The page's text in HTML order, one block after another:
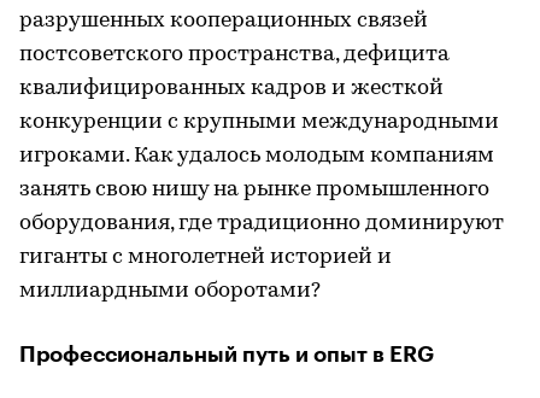
разрушенных кооперационных связей
постсоветского пространства, дефицита
квалифицированных кадров и жесткой
конкуренции с крупными международными
игроками. Как удалось молодым компаниям
занять свою нишу на рынке промышленного
оборудования, где традиционно доминируют
гиганты с многолетней историей и
миллиардными оборотами?
Профессиональный путь и опыт в ERG